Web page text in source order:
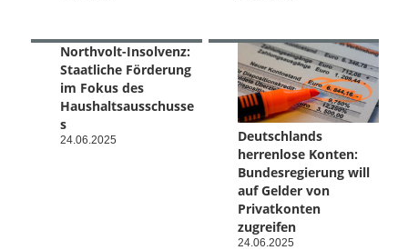
Northvolt-Insolvenz:
Staatliche Förderung
im Fokus des
Haushaltsausschusse
s
24.06.2025
Deutschlands
herrenlose Konten:
Bundesregierung will
auf Gelder von
Privatkonten
zugreifen
24.06.2025